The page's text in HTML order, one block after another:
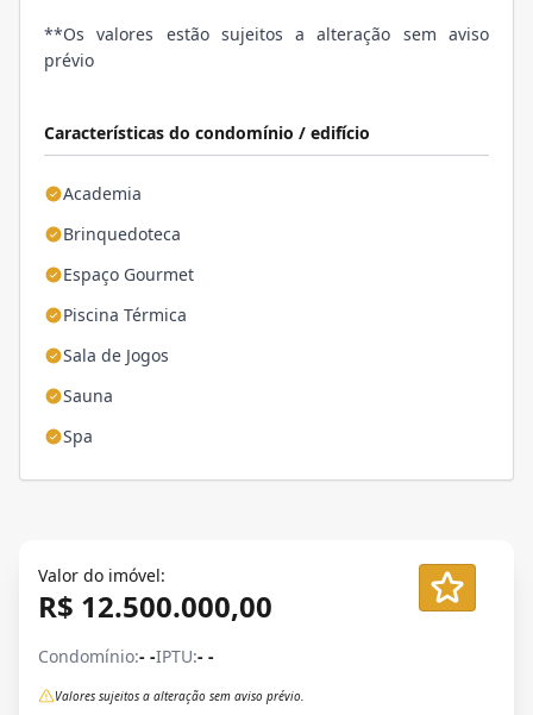
Características do condomínio / edifício
Academia
Brinquedoteca
Espaço Gourmet
Piscina Térmica
Sala de Jogos
Sauna
Spa
**Os valores estão sujeitos a alteração sem aviso
prévio
Valor do imóvel:
R$ 12.500.000,00
Condomínio:- -IPTU:- -
Valores sujeitos a alteração sem aviso prévio.